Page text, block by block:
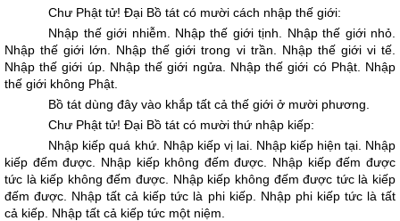
Chư Phật tử! Ðại Bồ tát có mười cách nhập thế giới:
Nhập thế giới nhiễm. Nhập thế giới tịnh. Nhập thế giới nhỏ.
Nhập thế giới lớn. Nhập thế giới trong vi trần. Nhập thế giới vi tế.
Nhập thế giới úp. Nhập thế giới ngửa. Nhập thế giới có Phật. Nhập
thế giới không Phật.
Bồ tát dùng đây vào khắp tất cả thế giới ở mười phương.
Chư Phật tử! Ðại Bồ tát có mười thứ nhập kiếp:
Nhập kiếp quá khứ. Nhập kiếp vị lai. Nhập kiếp hiện tại. Nhập
kiếp đếm được. Nhập kiếp không đếm được. Nhập kiếp đếm được
tức là kiếp không đếm được. Nhập kiếp không đếm được tức là kiếp
đếm được. Nhập tất cả kiếp tức là phi kiếp. Nhập phi kiếp tức là tất
cả kiếp. Nhập tất cả kiếp tức một niệm.